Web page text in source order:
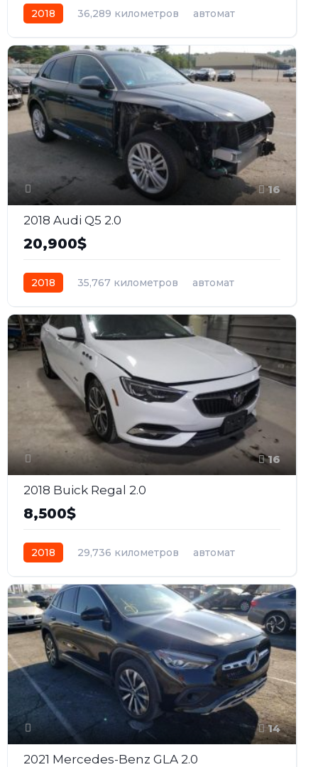
2018 36,289 километров
автомат
16
2018 Audi Q5 2.0
20,900$
2018 35,767 километров
автомат
16
2018 Buick Regal 2.0
8,500$
2018 29,736 километров
автомат
14
2021 Mercedes-Benz GLA 2.0